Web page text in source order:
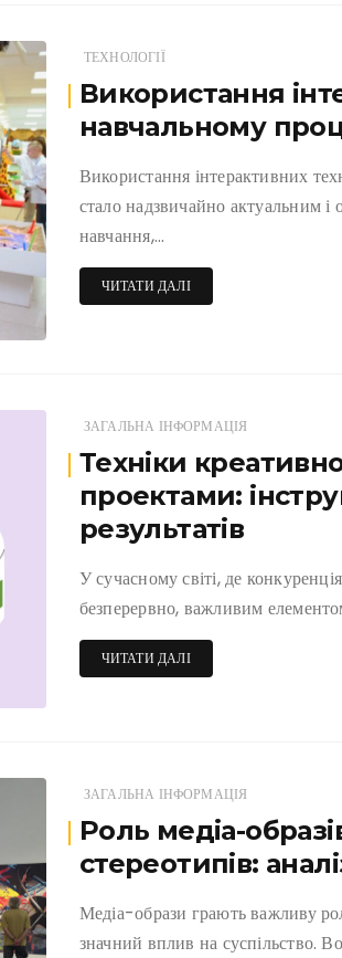
ТЕХНОЛОГІЇ
Використання
навчальному
Використання інтерактивних
стало надзвичайно актуальним
навчання,…
ЧИТАТИ ДАЛІ
ЗАГАЛЬНА ІНФОРМАЦІЯ
Техніки
проектами:
результатів
У сучасному світі, де
безперервно, важливим
ЧИТАТИ ДАЛІ
ЗАГАЛЬНА ІНФОРМАЦІЯ
Роль медіа-
стереотипів:
Медіа-образи грають важливу
значний вплив на суспільство.